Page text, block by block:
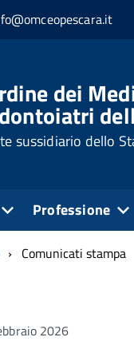
dei
sussidiario dello
Professione
Comunicati stampa
2026